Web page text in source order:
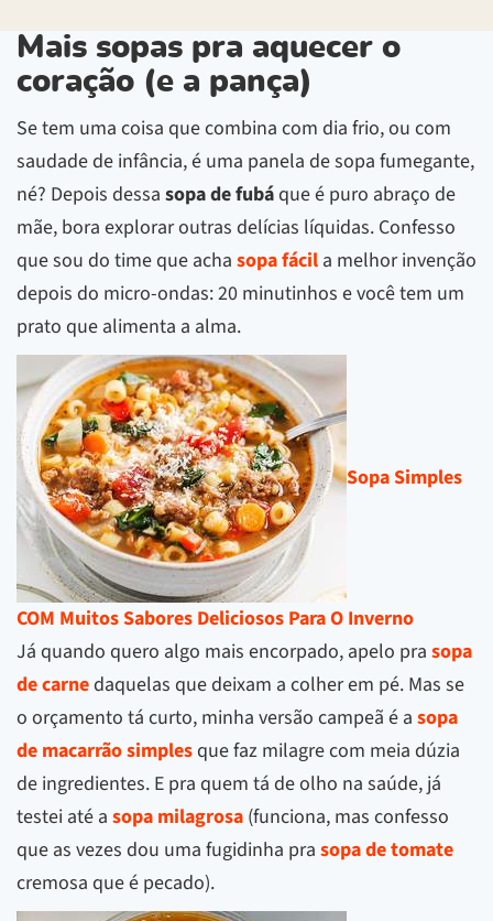
Mais sopas pra aquecer o
coração (e a pança)
Se tem uma coisa que combina com dia frio, ou com
saudade de infância, é uma panela de sopa fumegante,
né? Depois dessa sopa de fubáque é puro abraço de
mãe, bora explorar outras delícias líquidas. Confesso
que sou do time que acha sopa fácil a melhor invenção
depois do micro-ondas: 20 minutinhos e você tem um
prato que alimenta a alma.
Sopa Simples
COM Muitos Sabores Deliciosos Para O Inverno
Já quando quero algo mais encorpado, apelo pra sopa
de carnedaquelas que deixam a colher em pé. Mas se
o orçamento tá curto, minha versão campeã é a sopa
de macarrão simplesque faz milagre com meia dúzia
de ingredientes. E pra quem tá de olho na saúde, já
testei até a sopa milagrosa (funciona, mas confesso
que as vezes dou uma fugidinha pra sopa de tomate
cremosa que é pecado).